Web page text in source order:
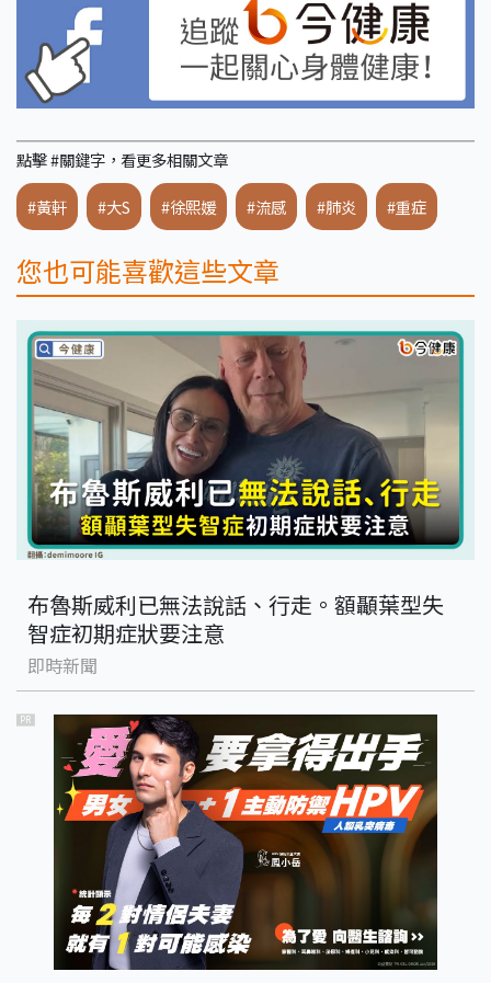
點擊 #關鍵字，看更多相關文章
#黃軒 #大S #徐熙媛 #流感 #肺炎 #重症
您也可能喜歡這些文章
布魯斯威利已無法說話、行走。額顳葉型失
智症初期症狀要注意
即時新聞
PR